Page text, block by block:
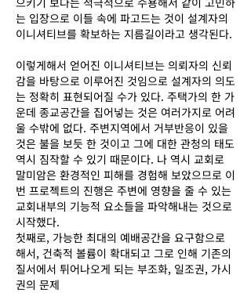
Next
는 입장으로 이들 속에 파고드는 것이 설계자의
이니셔티브를 확보하는 지름길이라고 생각된다.
이렇게해서 얻어진 이니셔티브는 의뢰자의 신뢰
감을 바탕으로 이루어진 것임으로 설계자의 의도
는 정확히 표현되어질 수가 있다. 주택가의 한 가
운데 종교공간을 집어넣는 것은 여러가지로 어려
울 수밖에 없다. 주변지역에서 거부반응이 있을
것은 불을 보듯 한 것이고 그에 대한 관청의 태도
역시 짐작할 수 있기 때문이다. 나 역시 교회로
말미암은 환경적인 피해를 경험해 보았으므로 이
번 프로젝트의 진행은 주변에 영향을 줄 수 있는
교회내부의 기능적 요소들을 파악해내는 것으로
시작했다.
첫째로, 가능한 최대의 예배공간을 요구함으로
해서, 건축적 볼륨이 확대되고 그로 인해 기존의
질서에서 튀어나오게 되는 부조화, 일조권, 가시
권의 문제